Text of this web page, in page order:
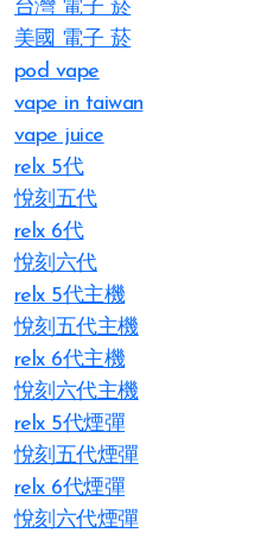
台灣 電子 菸
美國 電子 菸
pod vape
vape in taiwan
vape juice
relx 5代
悅刻五代
relx 6代
悅刻六代
relx 5代主機
悅刻五代主機
relx 6代主機
悅刻六代主機
relx 5代煙彈
悅刻五代煙彈
relx 6代煙彈
悅刻六代煙彈